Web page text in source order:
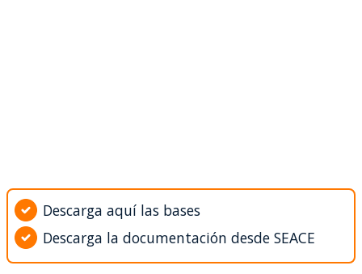
Descarga aquí las bases
Descarga la documentación desde SEACE